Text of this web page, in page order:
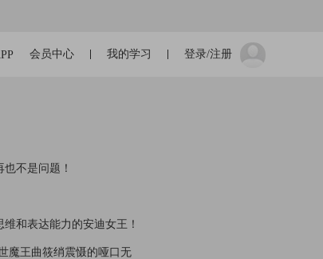
登录/注册
我的学习
会员中心
不是问题！
和表达能力的安迪女王！
魔王曲筱绡震慑的哑口无